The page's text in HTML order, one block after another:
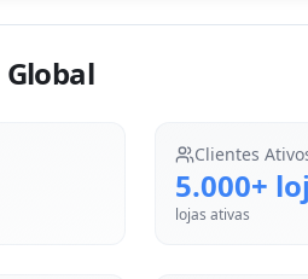
Clientes
5.000+
lojas ativas